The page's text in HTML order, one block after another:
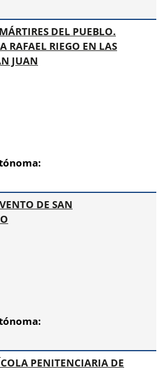
DEL PUEBLO.
RAFAEL RIEGO EN LAS
JUAN
DE SAN
PENITENCIARIA DE